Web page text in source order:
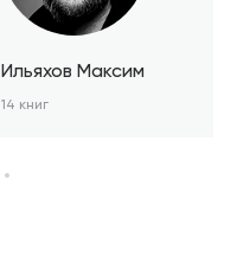
Ильяхов Максим
14 книг